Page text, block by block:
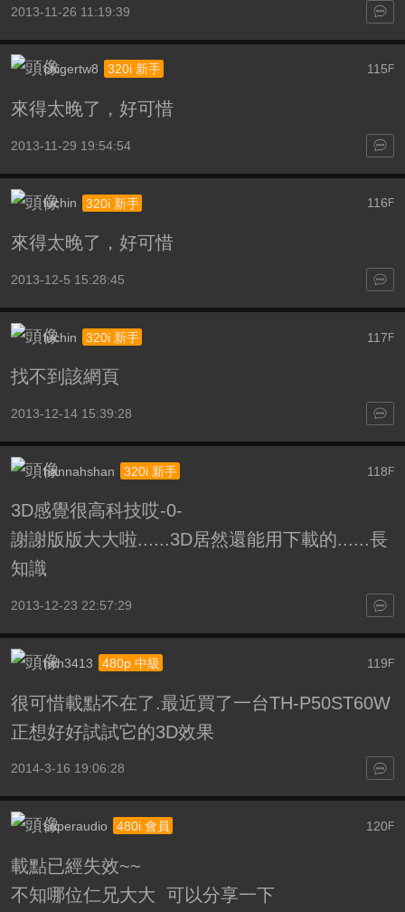
2013-11-26 11:19:39
115 F
chigertw8 320i 新手
來得太晚了，好可惜
2013-11-29 19:54:54
116 F
luchin 320i 新手
來得太晚了，好可惜
2013-12-5 15:28:45
117F
luchin 320i 新手
找不到該網頁
2013-12-14 15:39:28
118F
hannahshan 320i 新手
3D感覺很高科技哎-0-
謝謝版版大大啦......3D居然還能用下載的......長
知識
2013-12-23 22:57:29
119F
hch3413 480p 中級
很可惜載點不在了.最近買了一台TH-P50ST60W
正想好好試試它的3D效果
2014-3-16 19:06:28
120F
superaudio 480i 會員
載點已經失效~~
不知哪位仁兄大大 可以分享一下